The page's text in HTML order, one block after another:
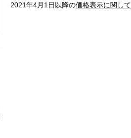
2021年4月1日以降の価格表示に関して